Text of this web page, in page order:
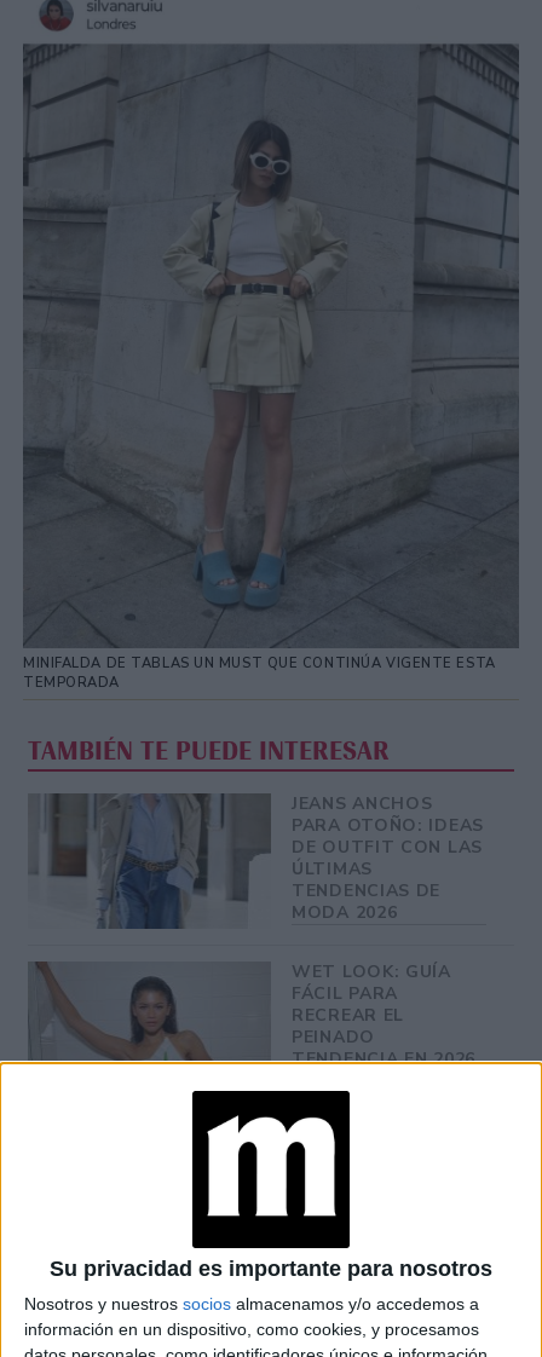
Su privacidad es importante para nosotros
Nosotros y nuestros socios almacenamos y/o accedemos a
información en un dispositivo, como cookies, y procesamos
MINIFALDA DE TABLAS UN MUST QUE CONTINÚA VIGENTE ESTA
TEMPORADA
TAMBIÉN TE PUEDE INTERESAR
JEANS ANCHOS
PARA OTOÑO: IDEAS
DE OUTFIT CON LAS
ÚLTIMAS
TENDENCIAS DE
MODA 2026
WET LOOK: GUÍA
FÁCIL PARA
RECREAR EL
PEINADO
TENDENCIA EN 2026
5 PEINADOS FÁCILES
PARA LOS DÍAS
INSPIRADOS EN
CELEBRIDADES
TENDENCIAS DE
JEANS 2026 PARA
CUALQUIER ESTILO